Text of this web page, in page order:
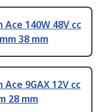
140W 48V cc
38 mm
9GAX 12V cc
28 mm